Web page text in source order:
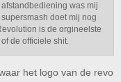
was mij
doet mij nog
is de orgineelste
de officiele shit.
het logo van de revo